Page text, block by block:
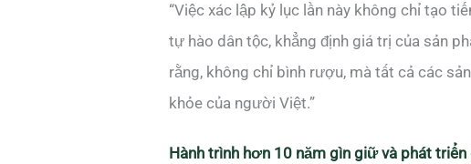
“Việc xác lập kỷ lục lần này không chỉ tạo
tự hào dân tộc, khẳng định giá trị của sản
rằng, không chỉ bình rượu, mà tất cả các
khỏe của người Việt.”
Hành trình hơn 10 năm gìn giữ và phát